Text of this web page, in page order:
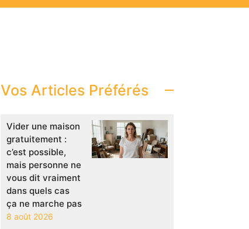
Vos Articles Préférés
Vider une maison
gratuitement :
c’est possible,
mais personne ne
vous dit vraiment
dans quels cas
ça ne marche pas
8 août 2026